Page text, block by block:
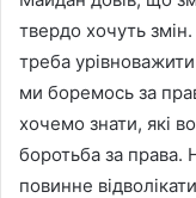
твердо хочуть
треба
ми боремось за
хочемо знати, які
боротьба за права.
повинне